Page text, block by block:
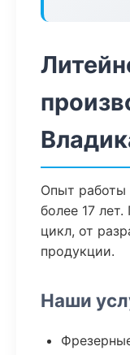
Опыт работы
более 17
цикл, от
продукции.
Наши